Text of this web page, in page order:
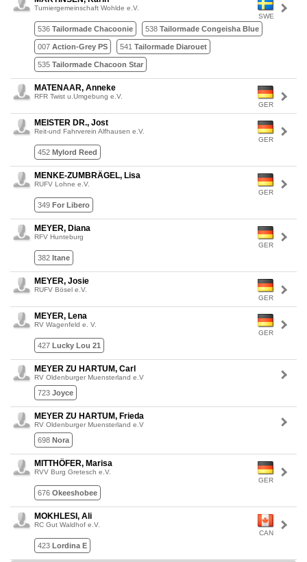
SWE
Turniergemeinschaft Wohlde e.V.
536 Tailormade Chacoonie 538 Tailormade Congeisha Blue
007 Action-Grey PS 541 Tailormade Diarouet
535 Tailormade Chacoon Star
GER
MATENAAR, Anneke
RFR Twist u.Umgebung e.V.
GER
MEISTER DR., Jost
Reit-und Fahrverein Alfhausen e.V.
452 Mylord Reed
GER
MENKE-ZUMBRÄGEL, Lisa
RUFV Lohne e.V.
349 For Libero
GER
MEYER, Diana
RFV Hunteburg
382 Itane
GER
MEYER, Josie
RUFV Bösel e.V.
GER
MEYER, Lena
RV Wagenfeld e. V.
427 Lucky Lou 21
MEYER ZU HARTUM, Carl
RV Oldenburger Muensterland e.V
723 Joyce
MEYER ZU HARTUM, Frieda
RV Oldenburger Muensterland e.V
698 Nora
GER
MITTHÖFER, Marisa
RVV Burg Gretesch e.V.
676 Okeeshobee
CAN
MOKHLESI, Ali
RC Gut Waldhof e.V.
423 Lordina E